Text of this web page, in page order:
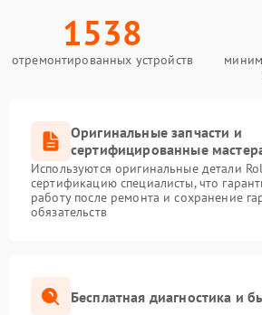
1538
отремонтированных устройств
Оригинальные запчасти и
сертифицированные
Используются оригинальные детали
сертификацию специалисты, что
работу после ремонта и сохранение
обязательств
Бесплатная диагностика и